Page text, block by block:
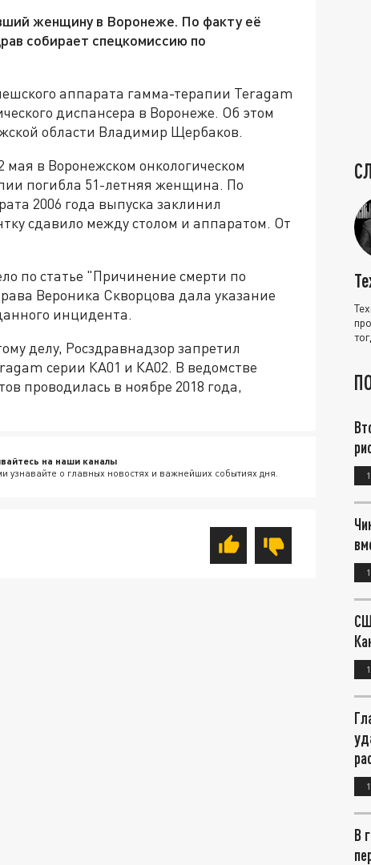
женщину в Воронеже. По факту её
собирает спецкомиссию по
аппарата гамма-терапии Teragam
диспансера в Воронеже. Об этом
области Владимир Щербаков.
мая в Воронежском онкологическом
погибла 51-летняя женщина. По
2006 года выпуска заклинил
сдавило между столом и аппаратом. От
по статье "Причинение смерти по
Вероника Скворцова дала указание
инцидента.
делу, Росздравнадзор запретил
серии КА01 и КА02. В ведомстве
проводилась в ноябре 2018 года,
на наши каналы
узнавайте о главных новостях и важнейших событиях дня.
В